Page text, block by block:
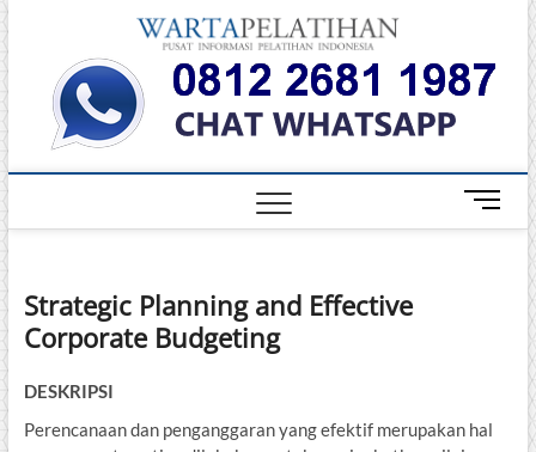
Skip
to
content
Warta
PELATIHAN
DAN
TERBAIK DI
M
e
n
Strategic Planning and Effective
Corporate Budgeting
DESKRIPSI
Perencanaan dan penganggaran yang efektif merupakan hal